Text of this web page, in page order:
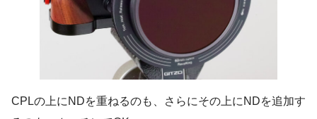
CPLの上にNDを重ねるのも、さらにその上にNDを追加す